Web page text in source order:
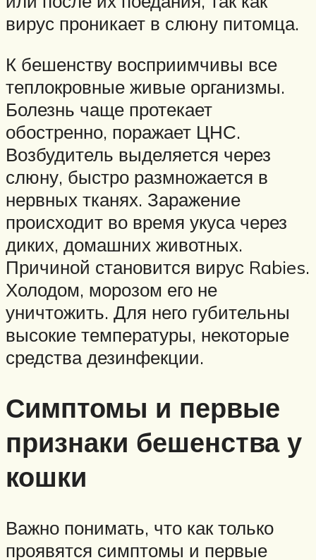
вирус проникает в слюну питомца.
К бешенству восприимчивы все
теплокровные живые организмы.
Болезнь чаще протекает
обостренно, поражает ЦНС.
Возбудитель выделяется через
слюну, быстро размножается в
нервных тканях. Заражение
происходит во время укуса через
диких, домашних животных.
Причиной становится вирус Rabies.
Холодом, морозом его не
уничтожить. Для него губительны
высокие температуры, некоторые
средства дезинфекции.
Симптомы и первые
признаки бешенства у
кошки
Важно понимать, что как только
проявятся симптомы и первые